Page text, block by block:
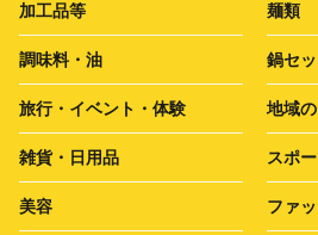
加工品等 麺類
調味料・油 鍋セ
旅行・イベント・体験 地域
雑貨・日用品 スポ
美容 ファ